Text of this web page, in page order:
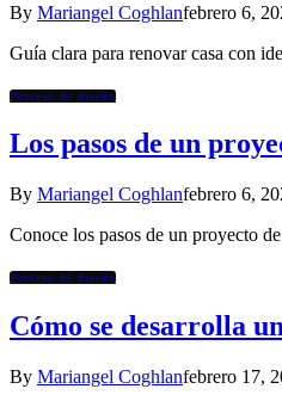
By Mariangel Coghlanfebrero 6,
Guía clara para renovar casa con
Proceso de diseño
Los pasos de un
By Mariangel Coghlanfebrero 6,
Conoce los pasos de un proyecto
Proceso de diseño
Cómo se desarrolla
By Mariangel Coghlanfebrero 17,